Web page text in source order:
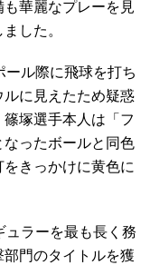
華麗なプレーを見
ました。
ル際に飛球を打ち
に見えたため疑惑
塚選手本人は「フ
なったボールと同色
きっかけに黄色に
ュラーを最も長く務
門のタイトルを獲